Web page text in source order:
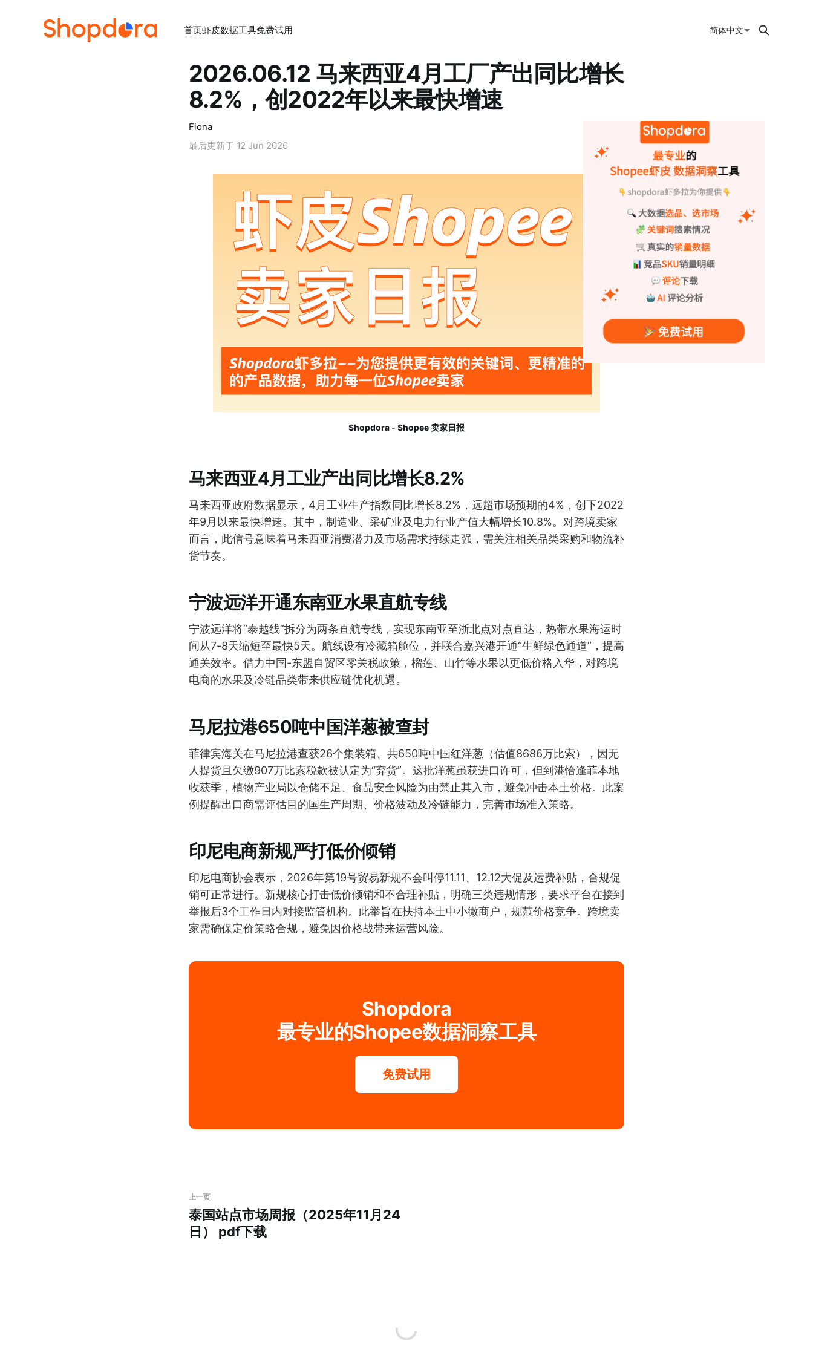
首页虾皮数据工具免费试用 简体中文
2026.06.12 马来西亚4月工厂产出同比增长
8.2%，创2022年以来最快增速
Fiona
最后更新于 12 Jun 2026
Shopdora - Shopee 卖家日报
马来西亚4月工业产出同比增长8.2%
马来西亚政府数据显示，4月工业生产指数同比增长8.2%，远超市场预期的4%，创下2022
年9月以来最快增速。其中，制造业、采矿业及电力行业产值大幅增长10.8%。对跨境卖家
而言，此信号意味着马来西亚消费潜力及市场需求持续走强，需关注相关品类采购和物流补
货节奏。
宁波远洋开通东南亚水果直航专线
宁波远洋将“泰越线”拆分为两条直航专线，实现东南亚至浙北点对点直达，热带水果海运时
间从7-8天缩短至最快5天。航线设有冷藏箱舱位，并联合嘉兴港开通“生鲜绿色通道”，提高
通关效率。借力中国-东盟自贸区零关税政策，榴莲、山竹等水果以更低价格入华，对跨境
电商的水果及冷链品类带来供应链优化机遇。
马尼拉港650吨中国洋葱被查封
菲律宾海关在马尼拉港查获26个集装箱、共650吨中国红洋葱（估值8686万比索），因无
人提货且欠缴907万比索税款被认定为“弃货”。这批洋葱虽获进口许可，但到港恰逢菲本地
收获季，植物产业局以仓储不足、食品安全风险为由禁止其入市，避免冲击本土价格。此案
例提醒出口商需评估目的国生产周期、价格波动及冷链能力，完善市场准入策略。
印尼电商新规严打低价倾销
印尼电商协会表示，2026年第19号贸易新规不会叫停11.11、12.12大促及运费补贴，合规促
销可正常进行。新规核心打击低价倾销和不合理补贴，明确三类违规情形，要求平台在接到
举报后3个工作日内对接监管机构。此举旨在扶持本土中小微商户，规范价格竞争。跨境卖
家需确保定价策略合规，避免因价格战带来运营风险。
Shopdora
最专业的Shopee数据洞察工具
免费试用
上一页
泰国站点市场周报（2025年11月24
日） pdf下载